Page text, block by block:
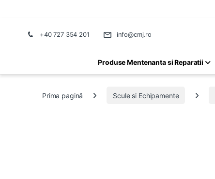
+40 727 354 201 info@cmj.ro
Produse Mentenanta si Reparatii
Prima pagină Scule si Echipamente